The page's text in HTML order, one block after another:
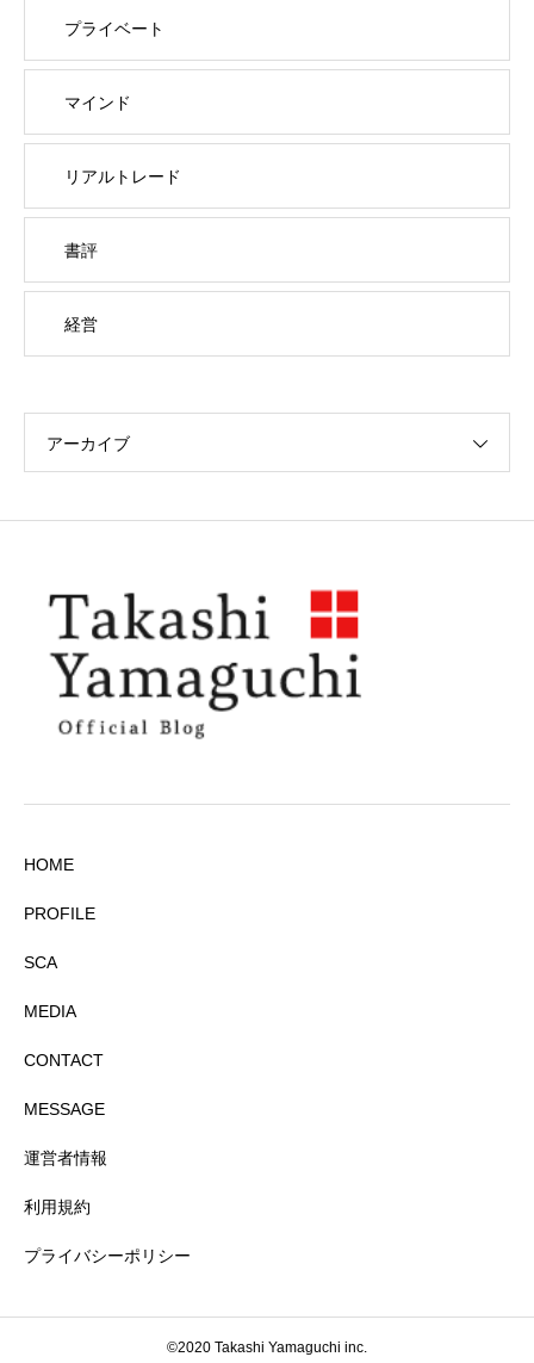
プライベート
マインド
リアルトレード
書評
経営
アーカイブ
HOME
PROFILE
SCA
MEDIA
CONTACT
MESSAGE
運営者情報
利用規約
プライバシーポリシー
©2020 Takashi Yamaguchi inc.